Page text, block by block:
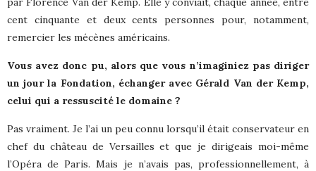
cent cinquante et deux cents personnes pour, notamment,
remercier les mécènes américains.
Vous avez donc pu, alors que vous n’imaginiez pas diriger
un jour la Fondation, échanger avec Gérald Van der Kemp,
celui qui a ressuscité le domaine ?
Pas vraiment. Je l’ai un peu connu lorsqu’il était conservateur en
chef du château de Versailles et que je dirigeais moi-même
l’Opéra de Paris. Mais je n’avais pas, professionnellement, à